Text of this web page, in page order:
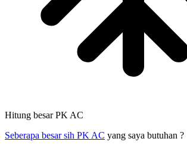
Hitung besar PK AC
Seberapa besar sih PK AC yang saya butuhan ?